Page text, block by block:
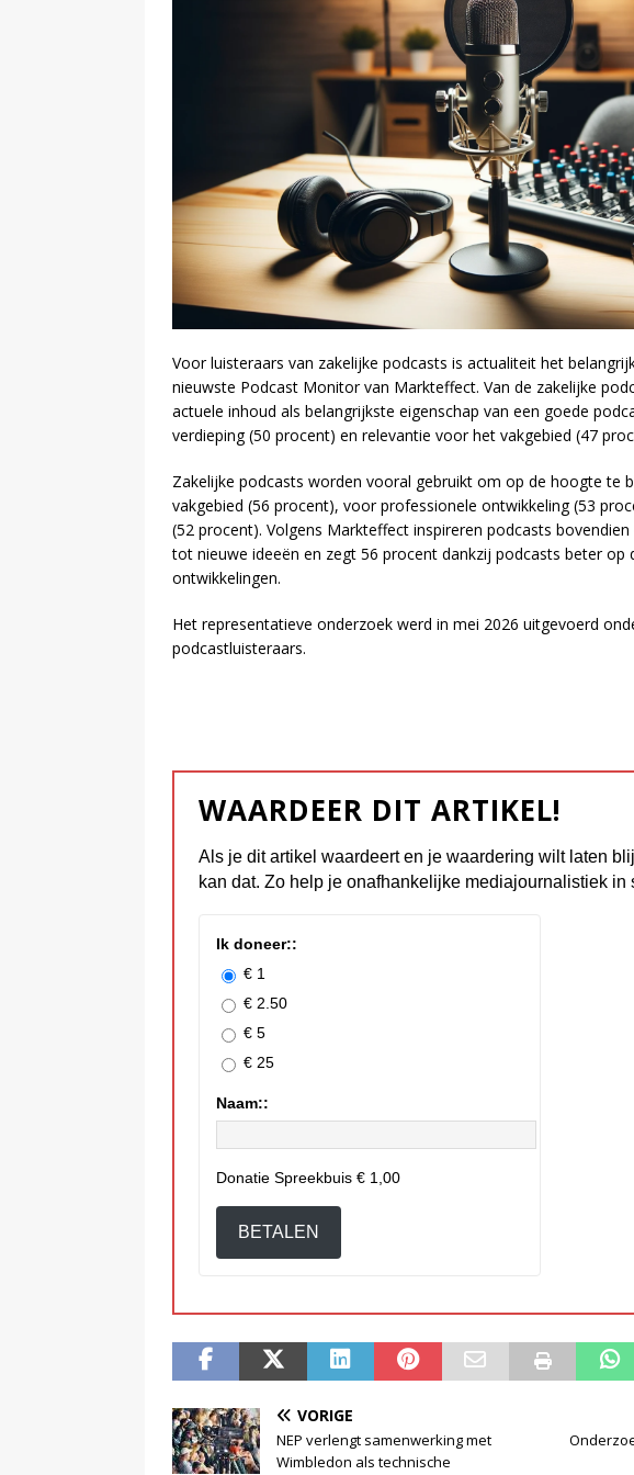
Voor luisteraars van zakelijke podcasts is actualiteit het
nieuwste Podcast Monitor van Markteffect. Van de zakelijke
actuele inhoud als belangrijkste eigenschap van een goede
verdieping (50 procent) en relevantie voor het vakgebied (47
Zakelijke podcasts worden vooral gebruikt om op de hoogte te
vakgebied (56 procent), voor professionele ontwikkeling (53
(52 procent). Volgens Markteffect inspireren podcasts
tot nieuwe ideeën en zegt 56 procent dankzij podcasts beter op
ontwikkelingen.
Het representatieve onderzoek werd in mei 2026 uitgevoerd
podcastluisteraars.
WAARDEER DIT ARTIKEL!
Als je dit artikel waardeert en je waardering wilt laten
kan dat. Zo help je onafhankelijke mediajournalistiek in
Ik doneer::
€ 1
€ 2.50
€ 5
€ 25
Naam::
Donatie Spreekbuis € 1,00
BETALEN
VORIGE
NEP verlengt samenwerking met
Wimbledon als technische